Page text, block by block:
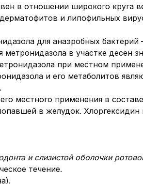
в отношении широкого круга
и липофильных
для анаэробных
в участке десен
при местном
и его метаболитов
местного применения в
в желудок. Хлоргексидин
и слизистой оболочки
течение.